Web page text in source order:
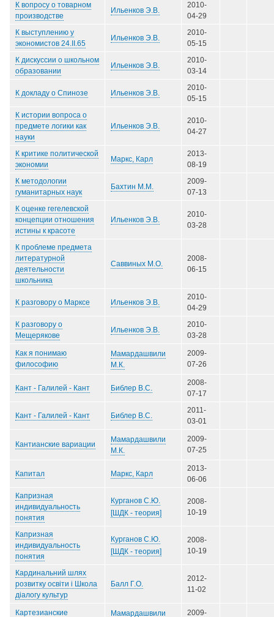
К вопросу о товарном
производстве
Ильенков Э.В.
2010-
04-29
К выступлению у
экономистов 24.II.65
Ильенков Э.В.
2010-
05-15
К дискуссии о школьном
образовании
Ильенков Э.В.
2010-
03-14
К докладу о Спинозе Ильенков Э.В.
2010-
05-15
К истории вопроса о
предмете логики как
науки
Ильенков Э.В.
2010-
04-27
К критике политической
экономии
Маркс, Карл
2013-
08-19
К методологии
гуманитарных наук
Бахтин М.М.
2009-
07-13
К оценке гегелевской
концепции отношения
истины к красоте
Ильенков Э.В.
2010-
03-28
К проблеме предмета
литературной
деятельности
школьника
Саввиных М.О.
2008-
06-15
К разговору о Марксе Ильенков Э.В.
2010-
04-29
К разговору о
Мещерякове
Ильенков Э.В.
2010-
03-28
Как я понимаю
философию
Мамардашвили
М.К.
2009-
07-26
Кант - Галилей - Кант Библер В.С.
2008-
07-17
Кант - Галилей - Кант Библер В.С.
2011-
03-01
Кантианские вариации
Мамардашвили
М.К.
2009-
07-25
Капитал Маркс, Карл
2013-
06-06
Капризная
индивидуальность
понятия
Курганов С.Ю.
[ШДК - теория]
2008-
10-19
Капризная
индивидуальность
понятия
Курганов С.Ю.
[ШДК - теория]
2008-
10-19
Кардинальний шлях
розвитку освіти і Школа
діалогу культур
Балл Г.О.
2012-
11-02
Картезианские Мамардашвили 2009-